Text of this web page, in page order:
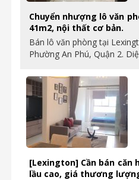
Chuyển nhượng lô văn
41m2, nội thất cơ bản.
Bán lô văn phòng tại
Phường An Phú, Quận 2.
[Lexington] Cần bán căn
lầu cao, giá thương